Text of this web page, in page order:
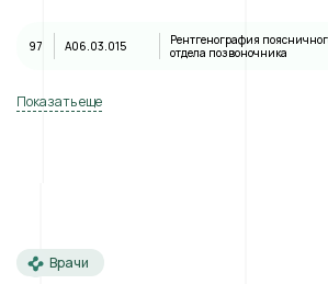
97 A06.03.015
Рентгенография
отдела позвоночника
Показать еще
Врачи